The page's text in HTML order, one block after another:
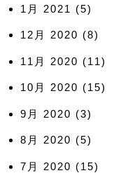
1月 2021 (5)
12月 2020 (8)
11月 2020 (11)
10月 2020 (15)
9月 2020 (3)
8月 2020 (5)
7月 2020 (15)